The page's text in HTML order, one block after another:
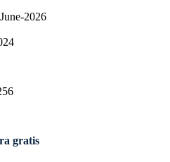
2026
gratis